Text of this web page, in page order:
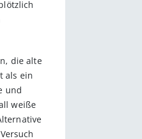
die alte
als ein
und
weiße